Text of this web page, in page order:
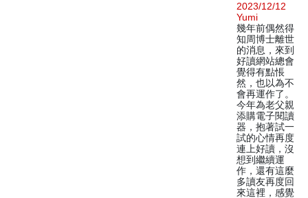
2023/12/12
Yumi
幾年前偶然得
知周博士離世
的消息，來到
好讀網站總會
覺得有點悵
然，也以為不
會再運作了。
今年為老父親
添購電子閱讀
器，抱著試一
試的心情再度
連上好讀，沒
想到繼續運
作，還有這麼
多讀友再度回
來這裡，感覺